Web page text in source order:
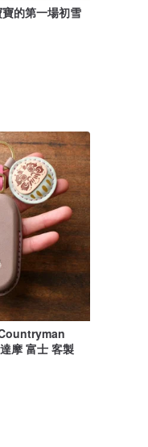
寶的第一場初雪
摩 富士 客製